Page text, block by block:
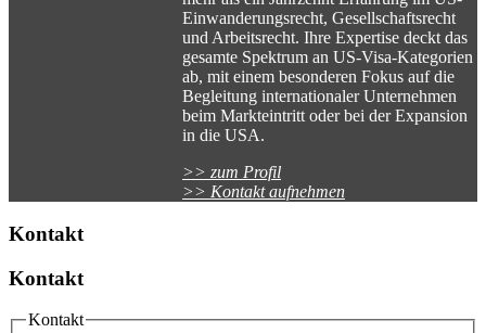
Einwanderungsrecht, Gesellschaftsrecht
und Arbeitsrecht. Ihre Expertise deckt das
gesamte Spektrum an US-Visa-Kategorien
ab, mit einem besonderen Fokus auf die
Begleitung internationaler Unternehmen
beim Markteintritt oder bei der Expansion
in die USA.
>> zum Profil
>> Kontakt aufnehmen
Kontakt
Kontakt
Kontakt